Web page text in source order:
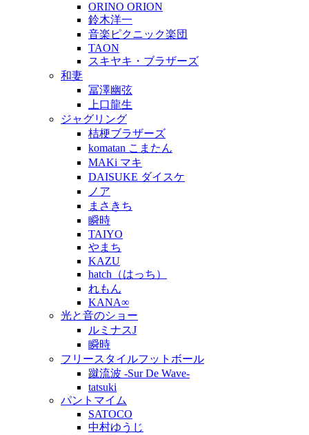
ORINO ORION
鈴木洋一
音楽ピクニック楽団
TAON
スキヤキ・ブラザーズ
和妻
冨澤幽弦
上口龍生
ジャグリング
桔梗ブラザーズ
komatan こまたん
MAKi マキ
DAISUKE ダイスケ
ノア
まさきち
瞬時
TAIYO
やまち
KAZU
hatch（はっち）
れもん
KANA∞
光と音のショー
ルミナスJ
瞬時
フリースタイルフットボール
蹴流波 -Sur De Wave-
tatsuki
パントマイム
SATOCO
中村ゆうじ